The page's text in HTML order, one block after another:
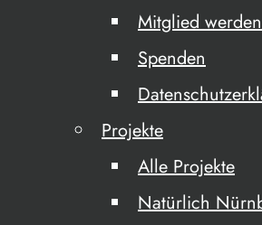
Mitglied werden
Spenden
Projekte
Alle Projekte
Natürlich